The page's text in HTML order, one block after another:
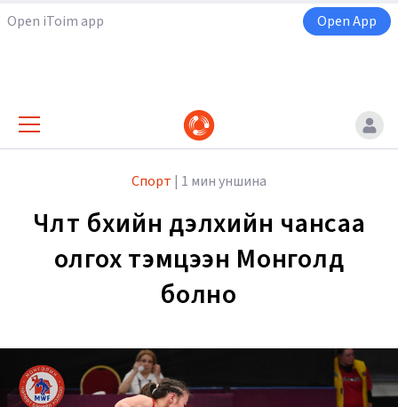
Open iToim app Open App
Спорт | 1 мин уншина
Чөлөөт бөхийн дэлхийн чансаа
олгох тэмцээн Монголд
болно